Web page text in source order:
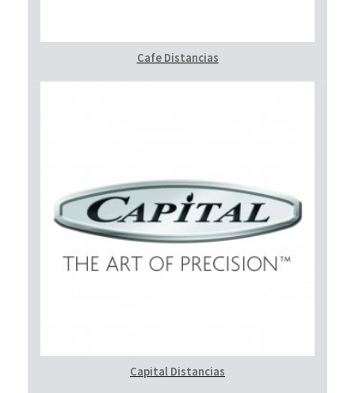
Cafe Distancias
Capital Distancias